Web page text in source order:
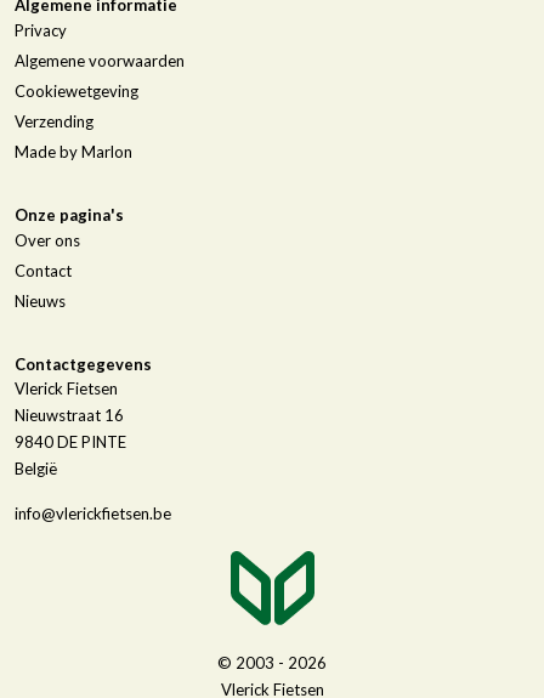
Algemene informatie
Privacy
Algemene voorwaarden
Cookiewetgeving
Verzending
Made by Marlon
Onze pagina's
Over ons
Contact
Nieuws
Contactgegevens
Vlerick Fietsen
Nieuwstraat 16
9840DE PINTE
België
info@vlerickfietsen.be
© 2003 - 2026
Vlerick Fietsen